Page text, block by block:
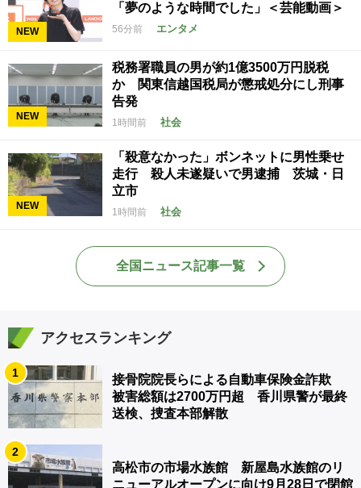
NEW
「夢のような時間でした」＜芸能動画＞
56分前 エンタメ
NEW
税務署職員の男が約1億3500万円脱税
か 関東信越国税局が懲戒処分にし刑事
告発
1時間前 社会
NEW
「殺意なかった」ボンネットに男性乗せ
走行 殺人未遂疑いで男逮捕 茨城・日
立市
1時間前 社会
全国ニュース記事一覧
アクセスランキング
1
接骨院院長らによる自動車保険金詐欺
被害総額は2700万円超 香川県警が最終
送検、捜査本部解散
2
高松市の市場水族館 新屋島水族館のリ
ニューアルオープンに向け9月28日で閉館